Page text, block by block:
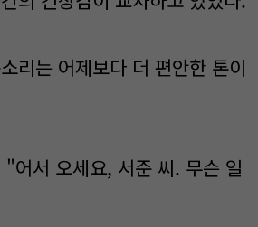
리는 어제보다 더 편안한 톤이
어서 오세요, 서준 씨. 무슨 일